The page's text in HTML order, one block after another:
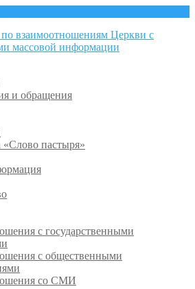
и обращения
пастыря»
с государственными
с общественными
со СМИ